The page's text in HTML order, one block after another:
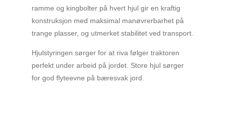
ramme og kingbolter på hvert hjul gir en kraftig
konstruksjon med maksimal manøvrerbarhet på
trange plasser, og utmerket stabilitet ved transport.
Hjulstyringen sørger for at riva følger traktoren
perfekt under arbeid på jordet. Store hjul sørger
for god flyteevne på bæresvak jord.